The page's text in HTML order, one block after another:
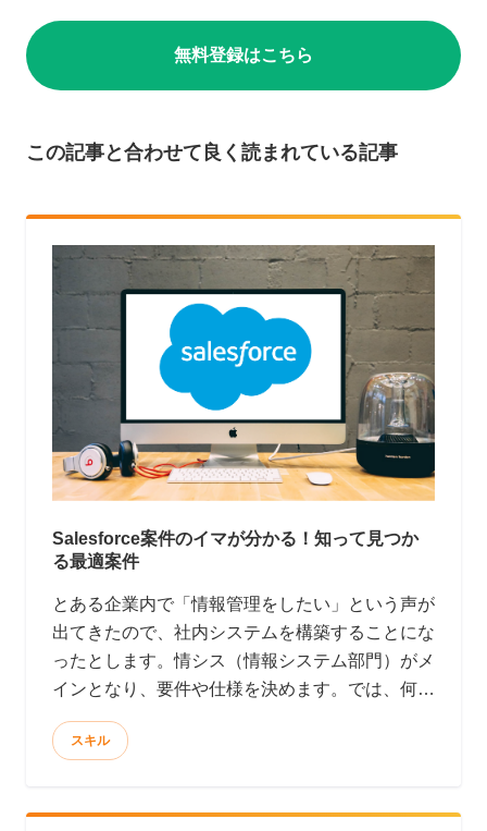
無料登録はこちら
この記事と合わせて良く読まれている記事
Salesforce案件のイマが分かる！知って見つか
る最適案件
とある企業内で「情報管理をしたい」という声が
出てきたので、社内システムを構築することにな
ったとします。情シス（情報システム部門）がメ
インとなり、要件や仕様を決めます。では、何を
使って開発するか・・・？となると、ここからが
問題です。 開発好きの情シス部門は、Rubyや
スキル